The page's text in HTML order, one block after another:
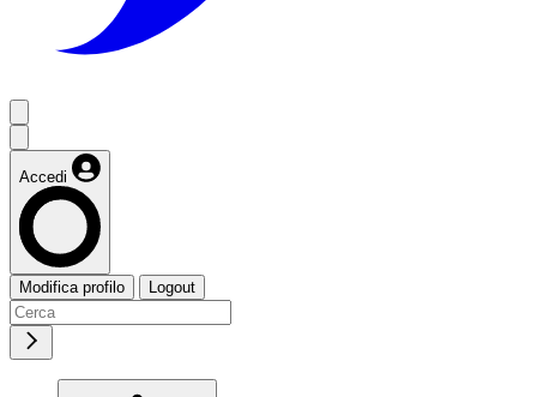
Accedi
Modifica profilo Logout